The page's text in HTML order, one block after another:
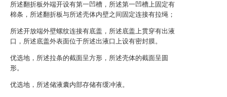
所述翻折板外端开设有第一凹槽，所述第一凹槽上固定有
棉条，所述翻折板与所述壳体内壁之间固定连接有拉绳；
所述开放端外壁螺纹连接有底盖，所述底盖上贯穿有出液
口，所述底盖外表面位于所述出液口上设有密封膜。
优选地，所述拉条的截面呈方形，所述壳体的截面呈圆
形。
优选地，所述储液囊内部存储有缓冲液。